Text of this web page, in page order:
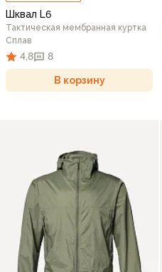
Шквал L6
Тактическая мембранная куртка
Сплав
4,8 8
В корзину